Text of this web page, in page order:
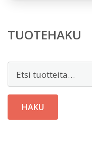
TUOTEHAKU
HAKU